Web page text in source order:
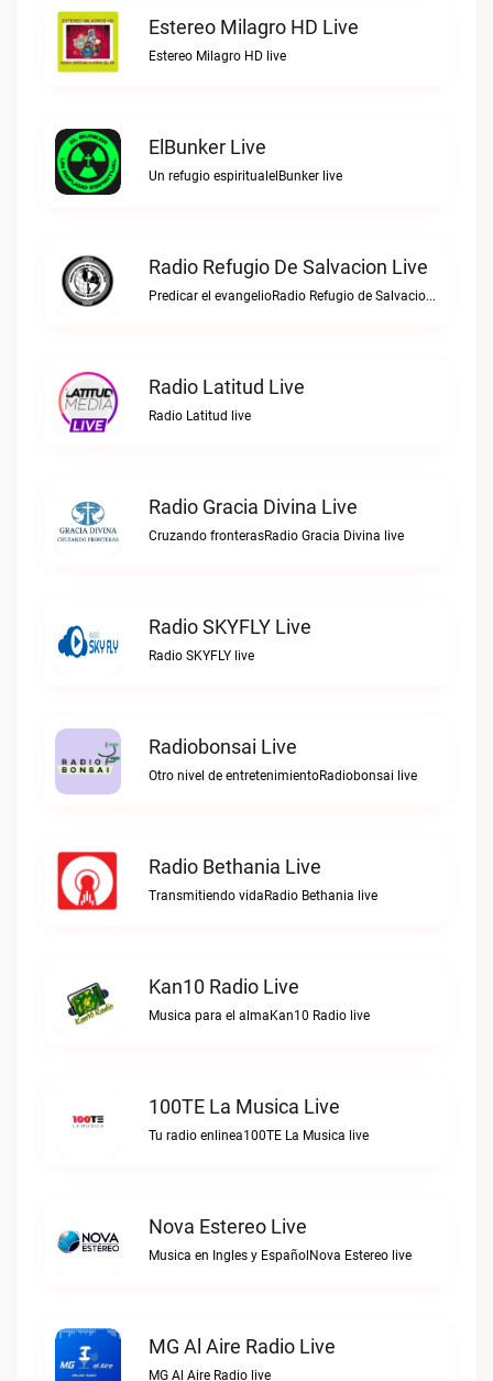
Estereo Milagro HD Live
Estereo Milagro HD live
ElBunker Live
Un refugio espiritualelBunker live
Radio Refugio De Salvacion Live
Predicar el evangelioRadio Refugio de Salvacion live
Radio Latitud Live
Radio Latitud live
Radio Gracia Divina Live
Cruzando fronterasRadio Gracia Divina live
Radio SKYFLY Live
Radio SKYFLY live
Radiobonsai Live
Otro nivel de entretenimientoRadiobonsai live
Radio Bethania Live
Transmitiendo vidaRadio Bethania live
Kan10 Radio Live
Musica para el almaKan10 Radio live
100TE La Musica Live
Tu radio enlinea100TE La Musica live
Nova Estereo Live
Musica en Ingles y EspañolNova Estereo live
MG Al Aire Radio Live
MG Al Aire Radio live